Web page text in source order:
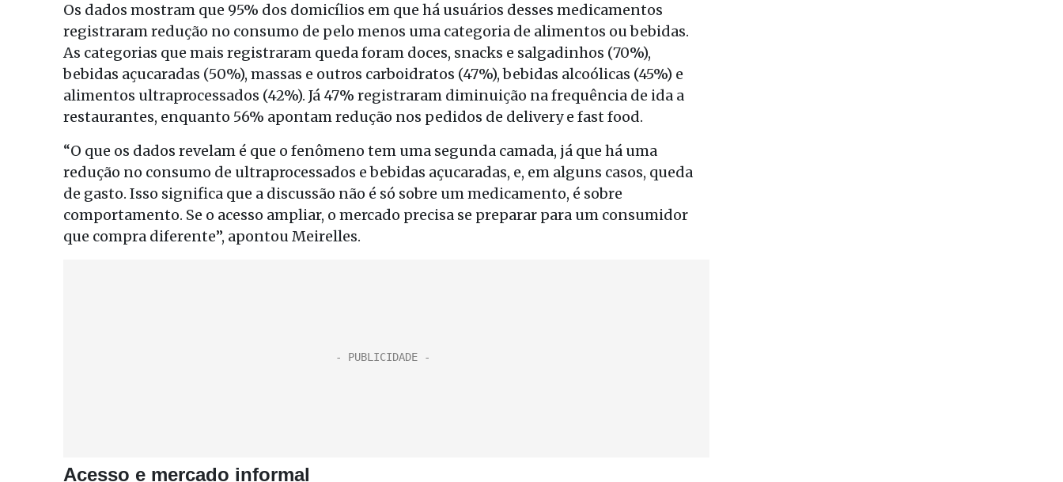
Os dados mostram que 95% dos domicílios em que há usuários desses medicamentos
registraram redução no consumo de pelo menos uma categoria de alimentos ou bebidas.
As categorias que mais registraram queda foram doces, snacks e salgadinhos (70%),
bebidas açucaradas (50%), massas e outros carboidratos (47%), bebidas alcoólicas (45%) e
alimentos ultraprocessados (42%). Já 47% registraram diminuição na frequência de ida a
restaurantes, enquanto 56% apontam redução nos pedidos de delivery e fast food.
“O que os dados revelam é que o fenômeno tem uma segunda camada, já que há uma
redução no consumo de ultraprocessados e bebidas açucaradas, e, em alguns casos, queda
de gasto. Isso significa que a discussão não é só sobre um medicamento, é sobre
comportamento. Se o acesso ampliar, o mercado precisa se preparar para um consumidor
que compra diferente”, apontou Meirelles.
Acesso e mercado informal